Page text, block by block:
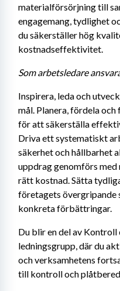
materialförsörjning till
engagemang, tydlighet
du säkerställer hög
kostnadseffektivitet.
Som arbetsledare
Inspirera, leda och
mål. Planera, fördela
för att säkerställa
Driva ett systematiskt
säkerhet och hållbarhet
uppdrag genomförs
rätt kostnad. Sätta
företagets övergripande
konkreta förbättringar.
Du blir en del av
ledningsgrupp, där du
och verksamhetens
till kontroll och